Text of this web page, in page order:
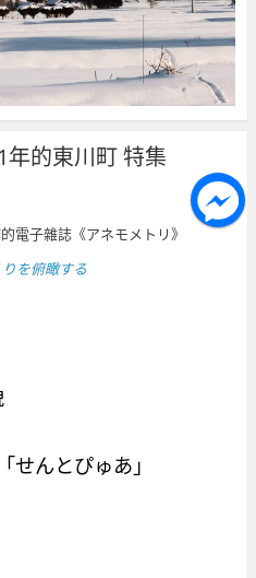
年的東川町 特集
電子雜誌《アネモメトリ》
を俯瞰する
んとぴゅあ」